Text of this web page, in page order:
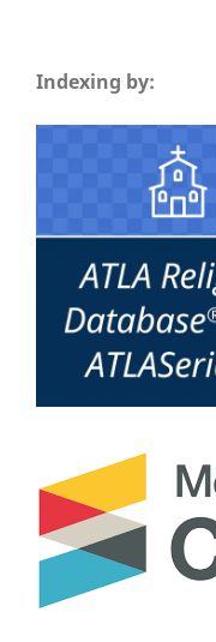
Indexing by: